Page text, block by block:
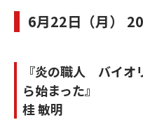
6月22日（月）
『炎の職人 バイオ
ら始まった』
桂 敏明